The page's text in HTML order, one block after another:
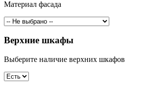
Материал фасада
Верхние шкафы
Выберите наличие верхних шкафов